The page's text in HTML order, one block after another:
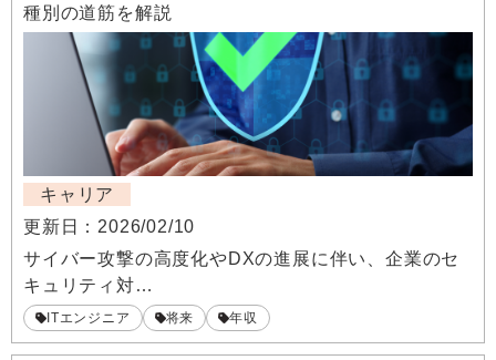
種別の道筋を解説
キャリア
更新日： 2026/02/10
サイバー攻撃の高度化やDXの進展に伴い、企業のセ
キュリティ対…
ITエンジニア 将来 年収